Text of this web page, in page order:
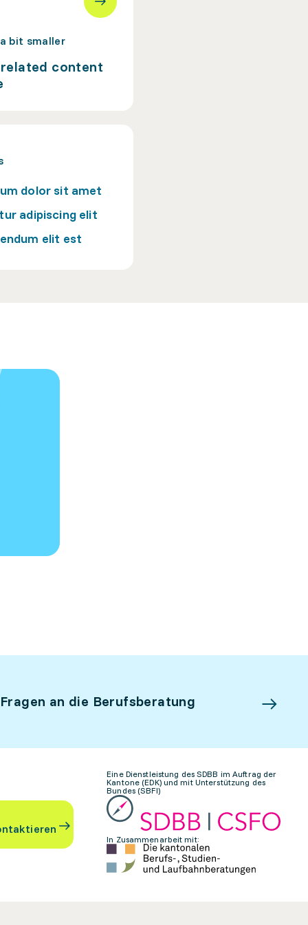
bit smaller
content
dolor sit amet
adipiscing elit
elit est
an die Berufsberatung
Eine Dienstleistung des SDBB im Auftrag der
Kantone (EDK) und mit Unterstützung des
Bundes (SBFI)
In Zusammenarbeit mit: